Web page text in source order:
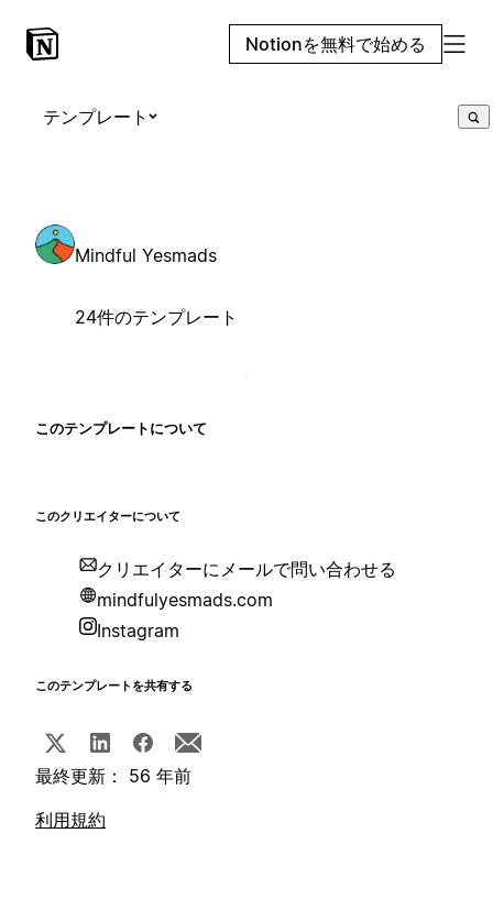
Notionを無料で始める
テンプレート
Mindful Yesmads
24件のテンプレート
このテンプレートについて
このクリエイターについて
クリエイターにメールで問い合わせる
mindfulyesmads.com
Instagram
このテンプレートを共有する
最終更新： 56 年前
利用規約